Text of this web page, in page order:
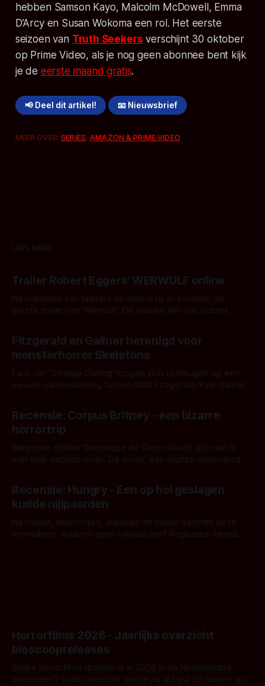
hebben Samson Kayo, Malcolm McDowell, Emma
D’Arcy en Susan Wokoma een rol. Het eerste
seizoen van Truth Seekers verschijnt 30 oktober
op Prime Video, als je nog geen abonnee bent kijk
je de eerste maand gratis.
📢 Deel dit artikel! 📧 Nieuwsbrief
MEER OVER:SERIES,AMAZON & PRIME VIDEO
LEES MEER
Trailer Robert Eggers' WERWULF online
Na maanden van teasers en stills is hij er eindelijk: de
eerste trailer van 'Werwulf'. De nieuwe film van Robert
kille stijl vol folklore en mythe. Het topic deze keer is (kon
het het al raden?)... de weerwolf. Kijk je mee?
Fitzgerald en Gallner herenigd voor
monsterhorror Skeletons
Fans van 'Strange Darling' mogen zich verheugen op een
nieuwe samenwerking tussen Willa Fitzgerald, Kyle Gallner
'Skeletons', een nieuwe creature feature waarvoor de
opnames zijn gestart in Australië.
Recensie: Corpus Britney - een bizarre
horrortrip
Belgische dichter Dominique de Groen houdt zich niet in
met haar debuutroman. De cover, een digitaal gerenderd en
achtergrond, belooft iets kleurrijks maar onheilspellends,
iets ongrijpbaars. En dat maakt De Groen met ieder woord
waar.
Recensie: Hungry - Een op hol geslagen
kudde nijlpaarden
Na haaien, anaconda's, leeuwen en beren dachten deze
filmmakers: waarom geen nijlpaarden? Regisseur James
Horrorfilms 2026 - Jaarlijks overzicht
bioscoopreleases
Welke horrorfilms draaien er in 2026 in de Nederlandse
bioscopen? In dit overzicht vind je nu al bijna 50 horror- en